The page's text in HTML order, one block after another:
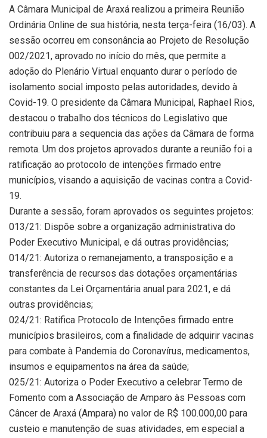
A Câmara Municipal de Araxá realizou a primeira Reunião
Ordinária Online de sua história, nesta terça-feira (16/03). A
sessão ocorreu em consonância ao Projeto de Resolução
002/2021, aprovado no início do mês, que permite a
adoção do Plenário Virtual enquanto durar o período de
isolamento social imposto pelas autoridades, devido à
Covid-19. O presidente da Câmara Municipal, Raphael Rios,
destacou o trabalho dos técnicos do Legislativo que
contribuiu para a sequencia das ações da Câmara de forma
remota. Um dos projetos aprovados durante a reunião foi a
ratificação ao protocolo de intenções firmado entre
municípios, visando a aquisição de vacinas contra a Covid-
19.
Durante a sessão, foram aprovados os seguintes projetos:
013/21: Dispõe sobre a organização administrativa do
Poder Executivo Municipal, e dá outras providências;
014/21: Autoriza o remanejamento, a transposição e a
transferência de recursos das dotações orçamentárias
constantes da Lei Orçamentária anual para 2021, e dá
outras providências;
024/21: Ratifica Protocolo de Intenções firmado entre
municípios brasileiros, com a finalidade de adquirir vacinas
para combate à Pandemia do Coronavírus, medicamentos,
insumos e equipamentos na área da saúde;
025/21: Autoriza o Poder Executivo a celebrar Termo de
Fomento com a Associação de Amparo às Pessoas com
Câncer de Araxá (Ampara) no valor de R$ 100.000,00 para
custeio e manutenção de suas atividades, em especial a